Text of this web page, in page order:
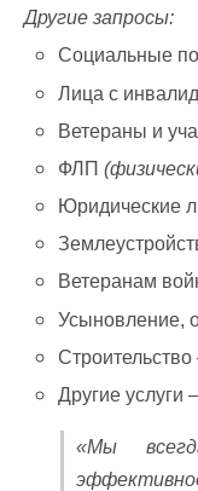
Другие запросы:
Социальные
Лица с
Ветераны и
ФЛП
Юридические
Ветеранам
Усыновление,
Строительство
Другие услуги
«Мы